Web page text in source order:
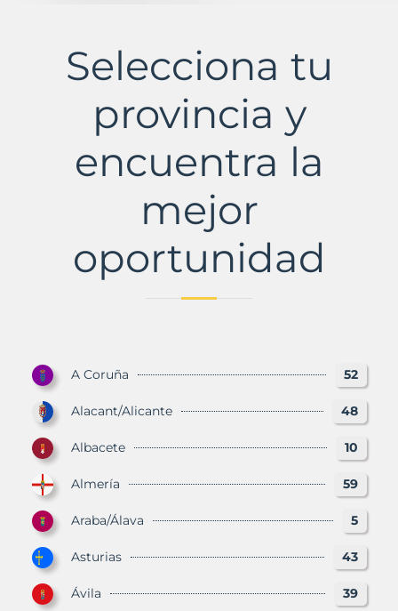
MurbalandsSelecciona tu
provincia y
encuentra la
mejor
oportunidad
A Coruña 52
Alacant/Alicante 48
Albacete 10
Almería 59
Araba/Álava 5
Asturias 43
Ávila 39